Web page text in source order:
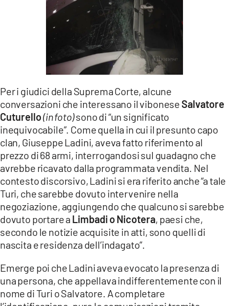
Per i giudici della Suprema Corte, alcune
conversazioni che interessano il viboneseSalvatore
Cuturello(in foto)sono di “un significato
inequivocabile”. Come quella in cui il presunto capo
clan, Giuseppe Ladini, aveva fatto riferimento al
prezzo di 68 armi, interrogandosi sul guadagno che
avrebbe ricavato dalla programmata vendita. Nel
contesto discorsivo, Ladini si era riferito anche “a tale
Turi, che sarebbe dovuto intervenire nella
negoziazione, aggiungendo che qualcuno si sarebbe
dovuto portare a Limbadi o Nicotera, paesi che,
secondo le notizie acquisite in atti, sono quelli di
nascita e residenza dell’indagato”.
Emerge poi che Ladini aveva evocato la presenza di
una persona, che appellava indifferentemente con il
nome di Turi o Salvatore. A completare